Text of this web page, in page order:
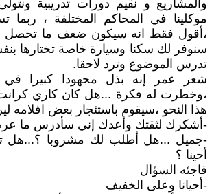
والمشاريع و نقيم دورات تدريبية
موكلينا في المحاكم المختلفة ، ربما
،أقول فقط انه سيكون ضعف ما تحصل
سنوفر لك سكنا وسيارة خاصة تختارها
تدرس الموضوع وترد لاحقا.
شعر عمر إنه بذل مجهودا كبيرا في
،وخطرت له فكرة ...هل كان كاري
هذا النحو ،سيقوم باستئجار بعض افلامه
-أشكرك لثقتك وأعدك إني سأدرس ما
-جميل ...هل أطلب لك مشروبا ؟...هل
أحينا ؟
فاجئه السؤال
-أحيانا وعلى الخفيف